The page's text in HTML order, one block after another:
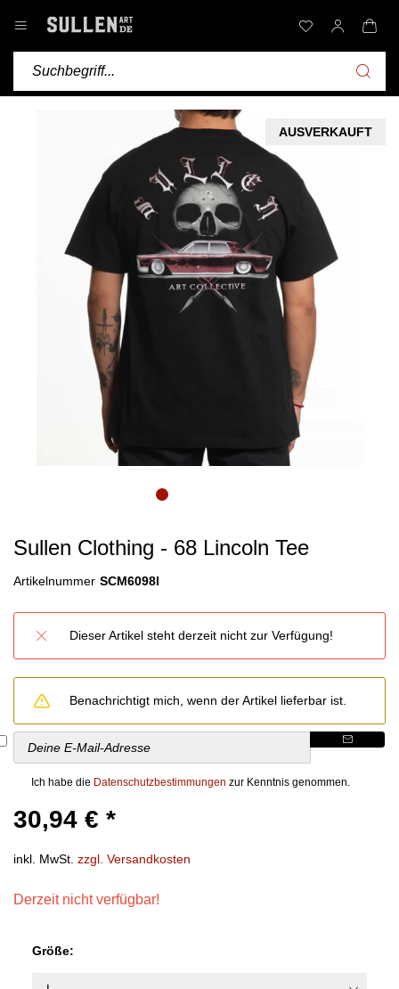
AUSVERKAUFT
Sullen Clothing - 68 Lincoln Tee
Artikelnummer SCM6098l
Dieser Artikel steht derzeit nicht zur Verfügung!
Benachrichtigt mich, wenn der Artikel lieferbar ist.
Ich habe die Datenschutzbestimmungen zur Kenntnis genommen.
30,94 € *
inkl. MwSt. zzgl. Versandkosten
Derzeit nicht verfügbar!
Größe: